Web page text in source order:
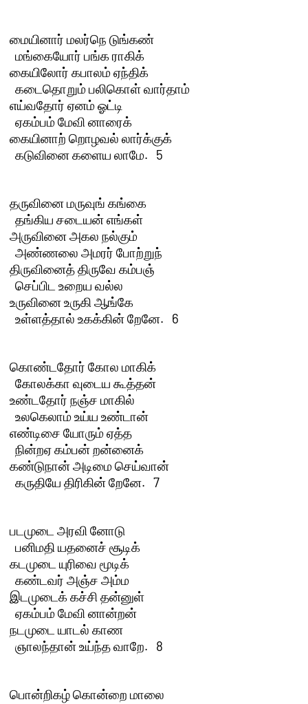
மையினார் மலர்நெ டுங்கண்
  மங்கையோர் பங்க ராகிக்
கையிலோர் கபாலம் ஏந்திக்
  கடைதொறும் பலிகொள் வார்தாம்
எய்வதோர் ஏனம் ஓட்டி
  ஏகம்பம் மேவி னாரைக்
கையினாற் றொழவல் லார்க்குக்
  கடுவினை களைய லாமே.   5
தருவினை மருவுங் கங்கை
  தங்கிய சடையன் எங்கள்
அருவினை அகல நல்கும்
  அண்ணலை அமரர் போற்றுந்
திருவினைத் திருவே கம்பஞ்
  செப்பிட உறைய வல்ல
உருவினை உருகி ஆங்கே
  உள்ளத்தால் உகக்கின் றேனே.   6
கொண்டதோர் கோல மாகிக்
  கோலக்கா வுடைய கூத்தன்
உண்டதோர் நஞ்ச மாகில்
  உலகெலாம் உய்ய உண்டான்
எண்டிசை யோரும் ஏத்த
  நின்றஏ கம்பன் றன்னைக்
கண்டுநான் அடிமை செய்வான்
  கருதியே திரிகின் றேனே.   7
படமுடை அரவி னோடு
  பனிமதி யதனைச் சூடிக்
கடமுடை யுரிவை மூடிக்
  கண்டவர் அஞ்ச அம்ம
இடமுடைக் கச்சி தன்னுள்
  ஏகம்பம் மேவி னான்றன்
நடமுடை யாடல் காண
  ஞாலந்தான் உய்ந்த வாறே.   8
பொன்றிகழ் கொன்றை மாலை